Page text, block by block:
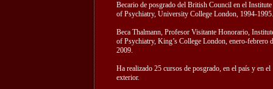
Becario de posgrado del British Council en el Institute
of Psychiatry, University College London, 1994-1995.
Beca Thalmann, Profesor Visitante Honorario,
of Psychiatry, King’s College London, enero-febrero
2009.
Ha realizado 25 cursos de posgrado, en el país y en el
exterior.